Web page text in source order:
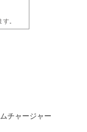
。
チャージャー